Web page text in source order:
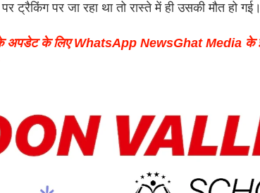
ट्रैकिंग पर जा रहा था तो रास्ते में ही उसकी मौत हो गई।
के अपडेट के लिए WhatsApp NewsGhat Media के